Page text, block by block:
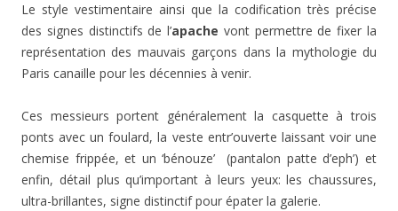
Le style vestimentaire ainsi que la codification très précise
des signes distinctifs de l’apache vont permettre de fixer la
représentation des mauvais garçons dans la mythologie du
Paris canaille pour les décennies à venir.
Ces messieurs portent généralement la casquette à trois
ponts avec un foulard, la veste entr’ouverte laissant voir une
chemise frippée, et un ‘bénouze’ (pantalon patte d’eph’) et
enfin, détail plus qu’important à leurs yeux: les chaussures,
ultra-brillantes, signe distinctif pour épater la galerie.